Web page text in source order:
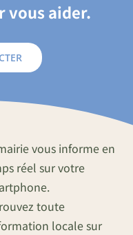
vous aider.
vous informe en
réel sur votre
toute
locale sur